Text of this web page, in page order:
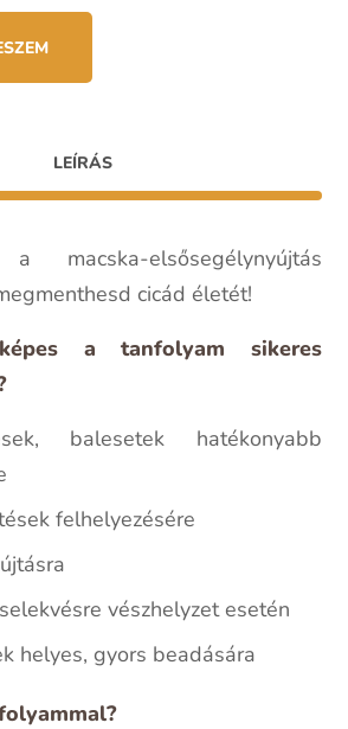
LEÍRÁS
elsősegélynyújtás
cicád életét!
a tanfolyam sikeres
balesetek hatékonyabb
felhelyezésére
vészhelyzet esetén
helyes, gyors beadására